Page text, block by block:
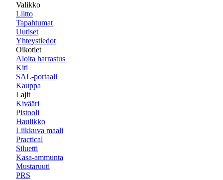
Valikko
Liitto
Tapahtumat
Uutiset
Yhteystiedot
Oikotiet
Aloita harrastus
Kiti
SAL-portaali
Kauppa
Lajit
Kivääri
Pistooli
Haulikko
Liikkuva maali
Practical
Siluetti
Kasa-ammunta
Mustaruuti
PRS